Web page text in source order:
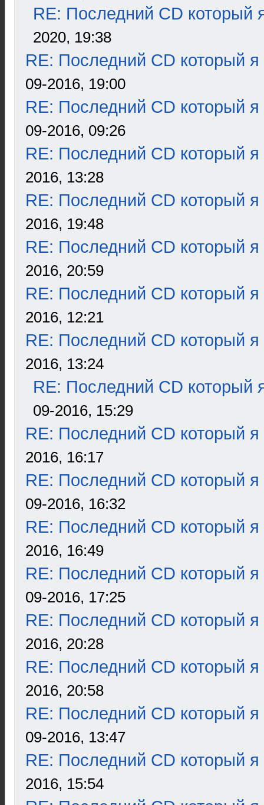
RE: Последний CD который
2020, 19:38
RE: Последний CD который я
09-2016, 19:00
RE: Последний CD который я
09-2016, 09:26
RE: Последний CD который я
2016, 13:28
RE: Последний CD который я
2016, 19:48
RE: Последний CD который я
2016, 20:59
RE: Последний CD который я
2016, 12:21
RE: Последний CD который я
2016, 13:24
RE: Последний CD который
09-2016, 15:29
RE: Последний CD который я
2016, 16:17
RE: Последний CD который я
09-2016, 16:32
RE: Последний CD который я
2016, 16:49
RE: Последний CD который я
09-2016, 17:25
RE: Последний CD который я
2016, 20:28
RE: Последний CD который я
2016, 20:58
RE: Последний CD который я
09-2016, 13:47
RE: Последний CD который я
2016, 15:54